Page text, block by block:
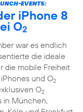
EVENTS:
iPhone 8
O2
war es endlich
die ideale
die mobile Freiheit
und O2
O2
in München,